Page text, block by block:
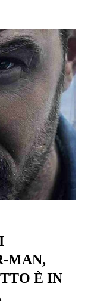
MAN,
È IN